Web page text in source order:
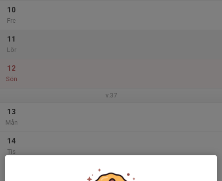
10
Fre
11
Lör
12
Sön
v.37
13
Mån
14
Tis